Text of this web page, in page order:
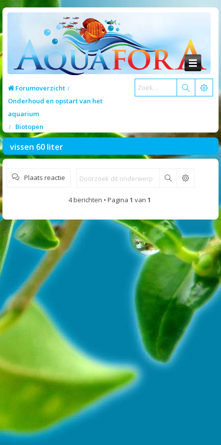
Forumoverzicht
Onderhoud en opstart van het
aquarium
Biotopen
vissen 60 liter
Plaats reactie Zoek
4 berichten • Pagina 1 van 1